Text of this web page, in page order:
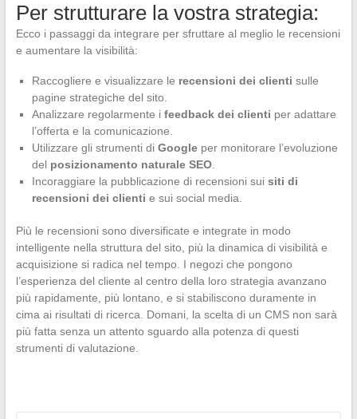
Per strutturare la vostra strategia:
Ecco i passaggi da integrare per sfruttare al meglio le recensioni
e aumentare la visibilità:
Raccogliere e visualizzare le recensioni dei clienti sulle
pagine strategiche del sito.
Analizzare regolarmente i feedback dei clienti per adattare
l’offerta e la comunicazione.
Utilizzare gli strumenti di Googleper monitorare l’evoluzione
del posizionamento naturale SEO.
Incoraggiare la pubblicazione di recensioni sui siti di
recensioni dei clienti e sui social media.
Più le recensioni sono diversificate e integrate in modo
intelligente nella struttura del sito, più la dinamica di visibilità e
acquisizione si radica nel tempo. I negozi che pongono
l’esperienza del cliente al centro della loro strategia avanzano
più rapidamente, più lontano, e si stabiliscono duramente in
cima ai risultati di ricerca. Domani, la scelta di un CMS non sarà
più fatta senza un attento sguardo alla potenza di questi
strumenti di valutazione.